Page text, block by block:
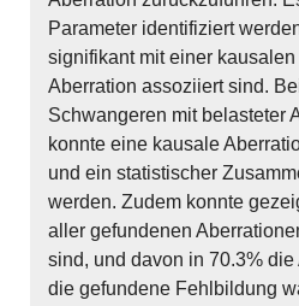
Parameter identifiziert
signifikant mit einer
Aberration assoziiert sind.
Schwangeren mit belasteter
konnte eine kausale
und ein statistischer
werden. Zudem konnte
aller gefundenen
sind, und davon in 70.3%
die gefundene Fehlbildung